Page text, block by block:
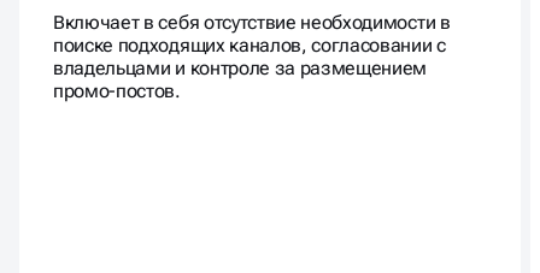
Включает в себя отсутствие необходимости в
поиске подходящих каналов, согласовании с
владельцами и контроле за размещением
промо-постов.